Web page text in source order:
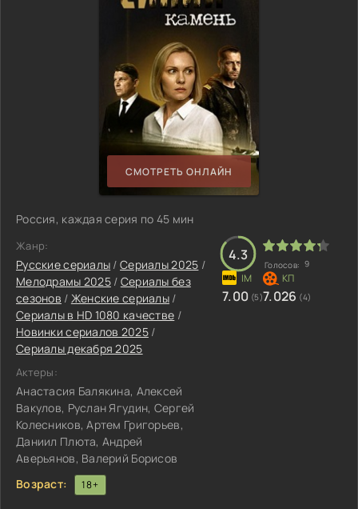
СМОТРЕТЬ ОНЛАЙН
Россия, каждая серия по 45 мин
Жанр:
Русские сериалы /Сериалы 2025 /
Мелодрамы 2025/ Сериалы без
сезонов / Женские сериалы /
Сериалы в HD 1080 качестве /
Новинки сериалов 2025/
Сериалы декабря 2025
Актеры:
Анастасия Балякина, Алексей
Вакулов, Руслан Ягудин, Сергей
Колесников, Артем Григорьев,
Даниил Плюта, Андрей
Аверьянов, Валерий Борисов
Возраст:
18+
4.3
Голосов: 9
7.00 (5)7.026 (4)